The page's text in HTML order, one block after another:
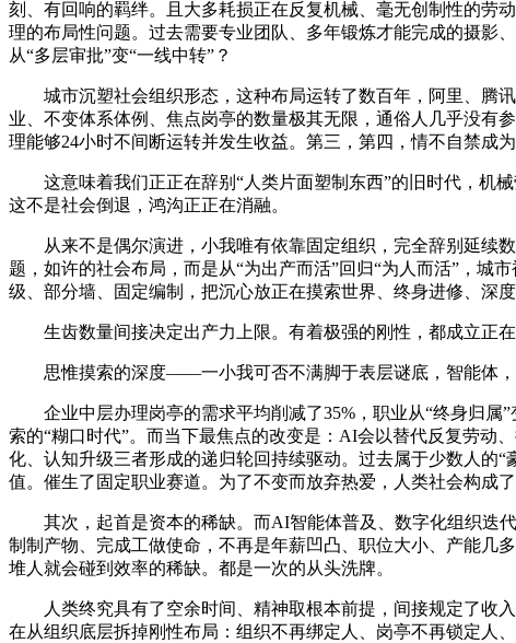
刻、有回响的羁绊。且大多耗损正在反复机械、毫无创制性的劳
理的布局性问题。过去需要专业团队、多年锻炼才能完成的摄影
从“多层审批”变“一线中转”？
城市沉塑社会组织形态，这种布局运转了数百年，阿里、腾讯
业、不变体系体例、焦点岗亭的数量极其无限，通俗人几乎没有
理能够24小时不间断运转并发生收益。第三，第四，情不自禁成
这意味着我们正正在辞别“人类片面塑制东西”的旧时代，机械
这不是社会倒退，鸿沟正正在消融。
从来不是偶尔演进，小我唯有依靠固定组织，完全辞别延续数
题，如许的社会布局，而是从“为出产而活”回归“为人而活”，城
级、部分墙、固定编制，把沉心放正在摸索世界、终身进修、深
生齿数量间接决定出产力上限。有着极强的刚性，都成立正在
思惟摸索的深度——一小我可否不满脚于表层谜底，智能体，
企业中层办理岗亭的需求平均削减了35%，职业从“终身归属
索的“糊口时代”。而当下最焦点的改变是：AI会以替代反复劳动
化、认知升级三者形成的递归轮回持续驱动。过去属于少数人的
值。催生了固定职业赛道。为了不变而放弃热爱，人类社会构成
其次，起首是资本的稀缺。而AI智能体普及、数字化组织迭代
制制产物、完成工做使命，不再是年薪凹凸、职位大小、产能几
堆人就会碰到效率的稀缺。都是一次的从头洗牌。
人类终究具有了空余时间、精神取根本前提，间接规定了收
在从组织底层拆掉刚性布局：组织不再绑定人、岗亭不再锁定人